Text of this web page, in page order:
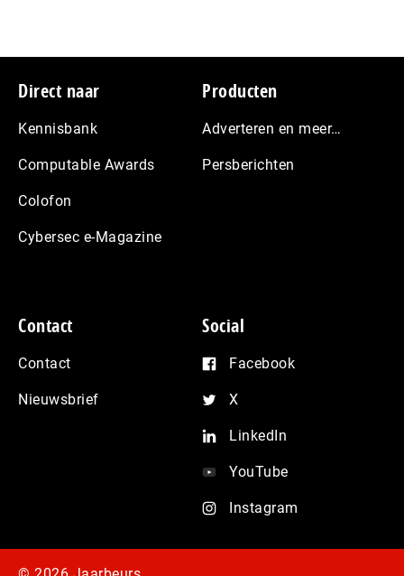
Footer
Direct naar
Kennisbank
Computable Awards
Colofon
Cybersec e-Magazine
Producten
Adverteren en meer…
Persberichten
Contact
Contact
Nieuwsbrief
Social
Facebook
X
LinkedIn
YouTube
Instagram